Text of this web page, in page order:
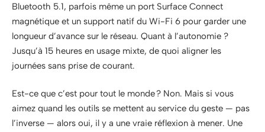
Bluetooth 5.1, parfois même un port Surface Connect
magnétique et un support natif du Wi-Fi 6 pour garder une
longueur d’avance sur le réseau. Quant à l’autonomie ?
Jusqu’à 15 heures en usage mixte, de quoi aligner les
journées sans prise de courant.
Est-ce que c’est pour tout le monde ? Non. Mais si vous
aimez quand les outils se mettent au service du geste — pas
l’inverse — alors oui, il y a une vraie réflexion à mener. Une